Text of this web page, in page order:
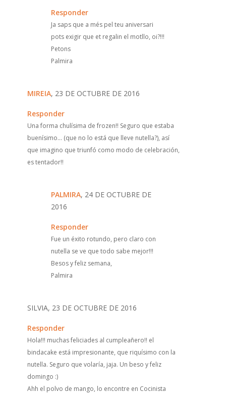
Responder
Ja saps que a més pel teu aniversari
pots exigir que et regalin el motllo, oi?!!!
Petons
Palmira
MIREIA, 23 DE OCTUBRE DE 2016
Responder
Una forma chulísima de frozen!! Seguro que estaba
buenísimo... (que no lo está que lleve nutella?), así
que imagino que triunfó como modo de celebración,
es tentador!!
PALMIRA, 24 DE OCTUBRE DE
2016
Responder
Fue un éxito rotundo, pero claro con
nutella se ve que todo sabe mejor!!!
Besos y feliz semana,
Palmira
SILVIA, 23 DE OCTUBRE DE 2016
Responder
Hola!!! muchas feliciades al cumpleañero!! el
bindacake está impresionante, que riquísimo con la
nutella. Seguro que volaría, jaja. Un beso y feliz
domingo :)
Ahh el polvo de mango, lo encontre en Cocinista